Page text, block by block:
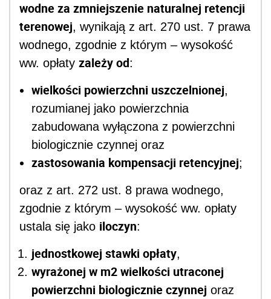
wodne za zmniejszenie naturalnej retencji
terenowej, wynikają z art. 270 ust. 7 prawa
wodnego, zgodnie z którym – wysokość
ww. opłaty zależy od:
wielkości powierzchni uszczelnionej,
rozumianej jako powierzchnia
zabudowana wyłączona z powierzchni
biologicznie czynnej oraz
zastosowania kompensacji retencyjnej;
oraz z art. 272 ust. 8 prawa wodnego,
zgodnie z którym – wysokość ww. opłaty
ustala się jako iloczyn:
jednostkowej stawki opłaty,
wyrażonej w m2wielkości utraconej
powierzchni biologicznie czynnej oraz